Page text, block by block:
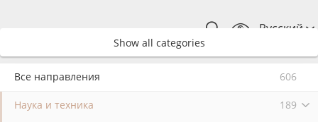
Русский
Show all categories
Все направления 606
Наука и техника 189